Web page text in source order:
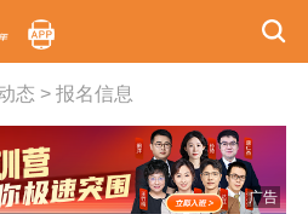
态 > 报名信息
广告